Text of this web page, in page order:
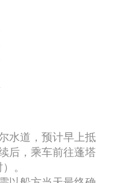
冰川成为它天然
水道，预计早上抵
后，乘车前往蓬塔
。